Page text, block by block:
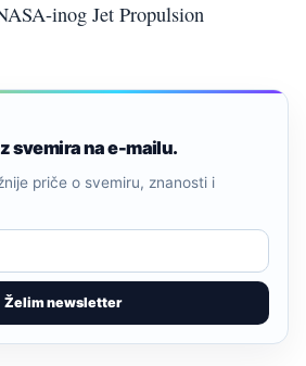
inog Jet Propulsion
svemira na e-mailu.
Želim newsletter
priče o svemiru, znanosti i